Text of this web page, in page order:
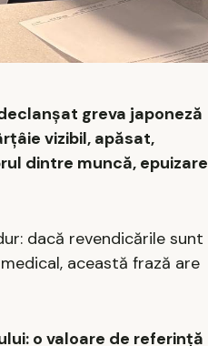
greva japoneză
vizibil, apăsat,
dintre muncă, epuizare
dacă revendicările sunt
această frază are
o valoare de referință